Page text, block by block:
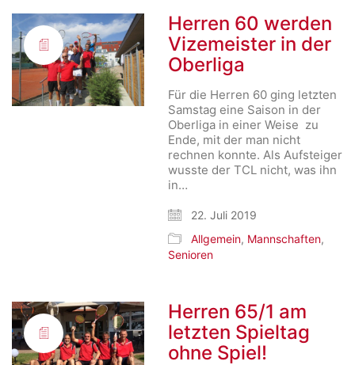
Herren 60 werden
Vizemeister in der
Oberliga
Für die Herren 60 ging letzten
Samstag eine Saison in der
Oberliga in einer Weise zu
Ende, mit der man nicht
rechnen konnte. Als Aufsteiger
wusste der TCL nicht, was ihn
in…
22. Juli 2019
Allgemein, Mannschaften,
Senioren
Herren 65/1 am
letzten Spieltag
ohne Spiel!